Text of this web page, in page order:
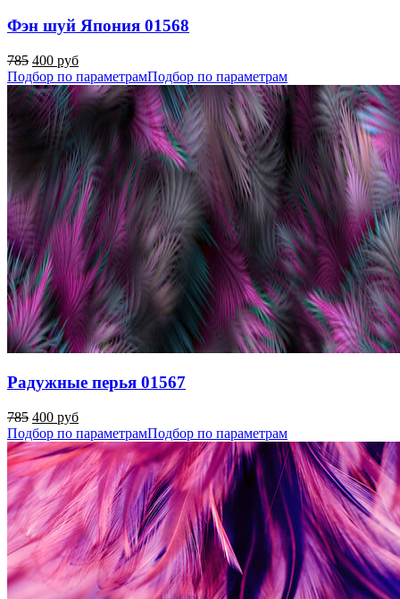
Фэн шуй Япония 01568
785 400 руб
Подбор по параметрамПодбор по параметрам
Радужные перья 01567
785 400 руб
Подбор по параметрамПодбор по параметрам